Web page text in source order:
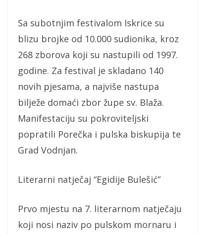
Sa subotnjim festivalom Iskrice su
blizu brojke od 10.000 sudionika, kroz
268 zborova koji su nastupili od 1997.
godine. Za festival je skladano 140
novih pjesama, a najviše nastupa
bilježe domaći zbor župe sv. Blaža.
Manifestaciju su pokroviteljski
popratili Porečka i pulska biskupija te
Grad Vodnjan.
Literarni natječaj “Egidije Bulešić”
Prvo mjestu na 7. literarnom natječaju
koji nosi naziv po pulskom mornaru i